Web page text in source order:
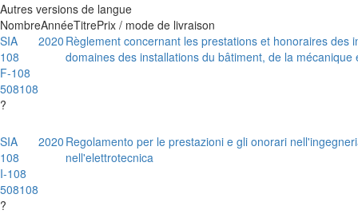
Autres versions de langue
NombreAnnéeTitrePrix / mode de livraison
SIA
108
F-108
508108
?
2020 Règlement concernant les prestations et honoraires des
domaines des installations du bâtiment, de la mécanique
SIA
108
I-108
508108
?
2020 Regolamento per le prestazioni e gli onorari
nell'elettrotecnica